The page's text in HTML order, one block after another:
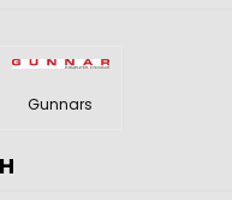
Gunnars
H